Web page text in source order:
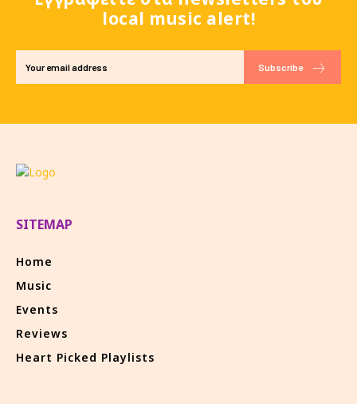
local music alert!
Subscribe
SITEMAP
Home
Music
Events
Reviews
Heart Picked Playlists